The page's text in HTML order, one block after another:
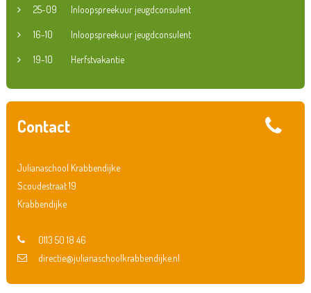
25-09 Inloopspreekuur jeugdconsulent
16-10 Inloopspreekuur jeugdconsulent
19-10 Herfstvakantie
Contact
Julianaschool Krabbendijke
Scoudestraat 19
Krabbendijke
0113 50 18 46
directie@julianaschoolkrabbendijke.nl